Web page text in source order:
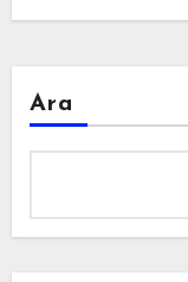
Ara